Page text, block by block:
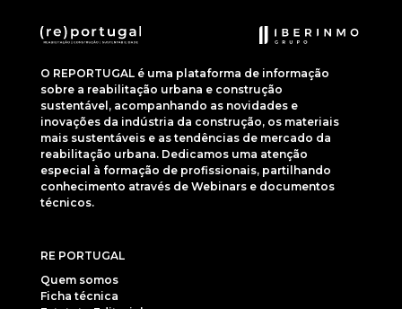
O REPORTUGAL é uma plataforma de informação
sobre a reabilitação urbana e construção
sustentável, acompanhando as novidades e
inovações da indústria da construção, os materiais
mais sustentáveis e as tendências de mercado da
reabilitação urbana. Dedicamos uma atenção
especial à formação de profissionais, partilhando
conhecimento através de Webinars e documentos
técnicos.
RE PORTUGAL
Quem somos
Ficha técnica